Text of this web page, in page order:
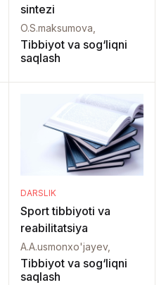
sintezi
O.S.maksumova,
Tibbiyot va sog‘liqni
saqlash
DARSLIK
Sport tibbiyoti va
reabilitatsiya
A.A.usmonxo'jayev,
Tibbiyot va sog‘liqni
saqlash